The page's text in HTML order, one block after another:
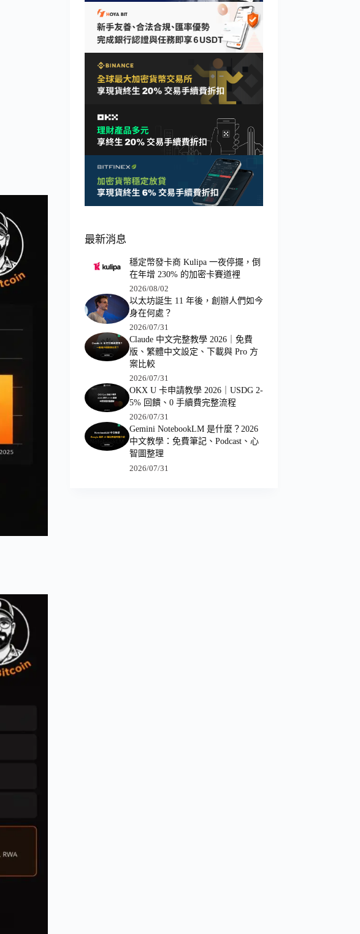
最新消息
穩定幣發卡商 Kulipa 一夜停擺，倒
在年增 230% 的加密卡賽道裡
2026/08/02
以太坊誕生 11 年後，創辦人們如今
身在何處？
2026/07/31
Claude 中文完整教學 2026｜免費
版、繁體中文設定、下載與 Pro 方
案比較
2026/07/31
OKX U 卡申請教學 2026｜USDG 2-
5% 回饋、0 手續費完整流程
2026/07/31
Gemini NotebookLM 是什麼？2026
中文教學：免費筆記、Podcast、心
智圖整理
2026/07/31